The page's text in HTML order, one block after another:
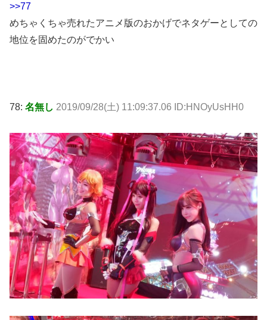
>>77
めちゃくちゃ売れたアニメ版のおかげでネタゲーとしての
地位を固めたのがでかい
78: 名無し 2019/09/28(土) 11:09:37.06 ID:HNOyUsHH0